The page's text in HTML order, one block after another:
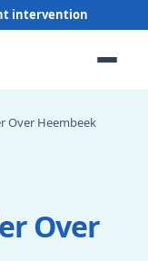
Over Heembeek
Over